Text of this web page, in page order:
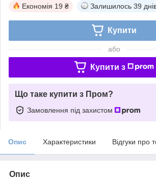
Економія 19 ₴ Залишилось 39
Купити
або
Купити з
Що таке купити з Пром?
Замовлення під захистом
Опис Характеристики Відгуки про
Опис